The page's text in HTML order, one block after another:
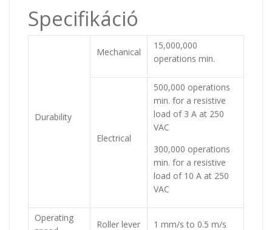
Specifikáció
Durability
Mechanical
15,000,000
operations min.
Electrical
500,000 operations
min. for a resistive
load of 3 A at 250
VAC
300,000 operations
min. for a resistive
load of 10 A at 250
VAC
Operating
Roller lever 1 mm/s to 0.5 m/s